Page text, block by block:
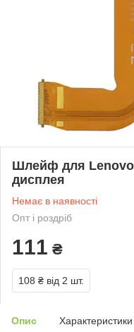
Шлейф для Lenovo
дисплея
Немає в наявності
Опт і роздріб
111 ₴
108 ₴ від 2 шт.
Опис Характеристики